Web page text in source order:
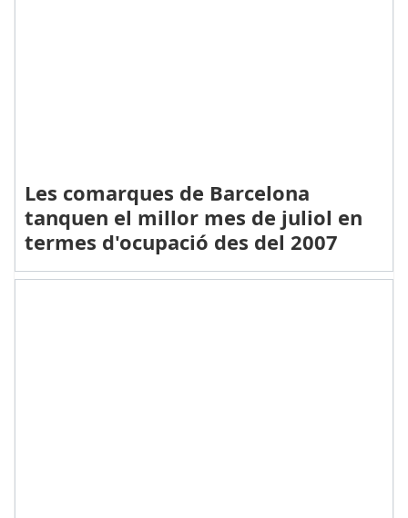
Les comarques de Barcelona
tanquen el millor mes de juliol en
termes d'ocupació des del 2007